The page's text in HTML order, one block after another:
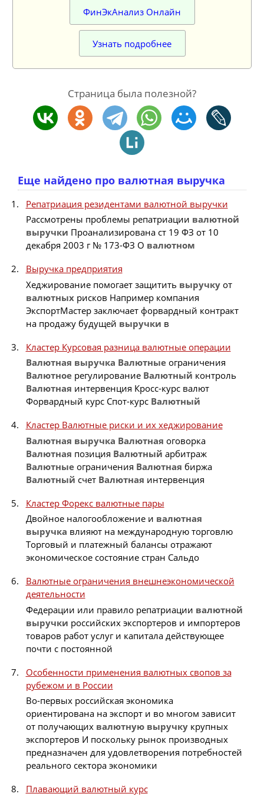
ФинЭкАнализ Онлайн
Узнать подробнее
Страница была полезной?
Еще найдено про валютная выручка
Репатриация резидентами валютной выручки
Рассмотрены проблемы репатриации валютной
выручки Проанализирована ст 19 ФЗ от 10
декабря 2003 г № 173-ФЗ О валютном
Выручка предприятия
Хеджирование помогает защитить выручкуот
валютныхрисков Например компания
ЭкспортМастер заключает форвардный контракт
на продажу будущей выручки в
Кластер Курсовая разница валютные операции
Валютная выручка Валютныеограничения
Валютноерегулирование Валютный контроль
Валютная интервенция Кросс-курс валют
Форвардный курс Спот-курс Валютный
Кластер Валютные риски и их хеджирование
Валютная выручка Валютная оговорка
Валютная позиция Валютный арбитраж
Валютныеограничения Валютная биржа
Валютный счет Валютная интервенция
Кластер Форекс валютные пары
Двойное налогообложение и валютная
выручка влияют на международную торговлю
Торговый и платежный балансы отражают
экономическое состояние стран Сальдо
Валютные ограничения внешнеэкономической
деятельности
Федерации или правило репатриации валютной
выручки российских экспортеров и импортеров
товаров работ услуг и капитала действующее
почти с постоянной
Особенности применения валютных свопов за
рубежом и в России
Во-первых российская экономика
ориентирована на экспорт и во многом зависит
от получающих валютную выручкукрупных
экспортеров И поскольку рынок производных
предназначен для удовлетворения потребностей
реального сектора экономики
Плавающий валютный курс